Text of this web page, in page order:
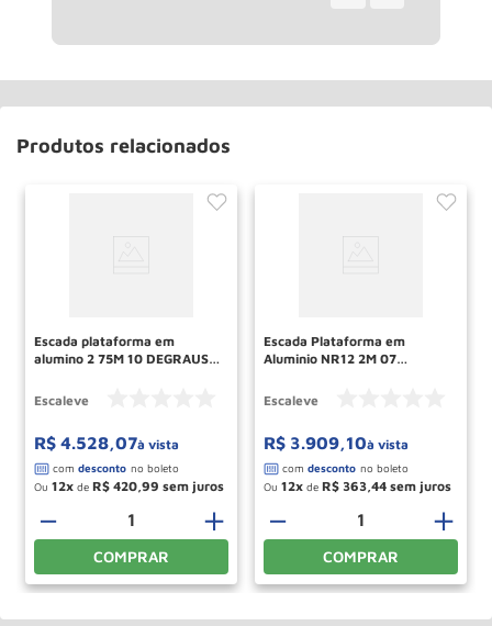
Produtos relacionados
Escada plataforma em
alumino 2 75M 10 DEGRAUS
Escaleve
R$ 4.528,07à vista
Ou 12 de R$ 420,99
＋
－
COMPRAR
Escada Plataforma em
Aluminio NR12 2M 07
Escaleve
R$ 3.909,10à vista
Ou 12 de R$ 363,44
＋
－
COMPRAR